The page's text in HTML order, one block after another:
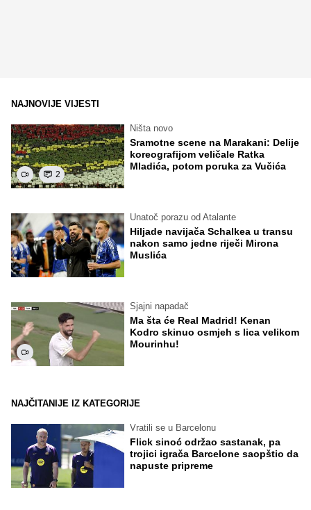
NAJNOVIJE VIJESTI
2
Ništa novo
Sramotne scene na Marakani: Delije
koreografijom veličale Ratka
Mladića, potom poruka za Vučića
Unatoč porazu od Atalante
Hiljade navijača Schalkea u transu
nakon samo jedne riječi Mirona
Muslića
Sjajni napadač
Ma šta će Real Madrid! Kenan
Kodro skinuo osmjeh s lica velikom
Mourinhu!
NAJČITANIJE IZ KATEGORIJE
Vratili se u Barcelonu
Flick sinoć održao sastanak, pa
trojici igrača Barcelone saopštio da
napuste pripreme